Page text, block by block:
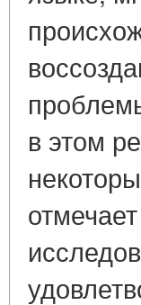
в этом